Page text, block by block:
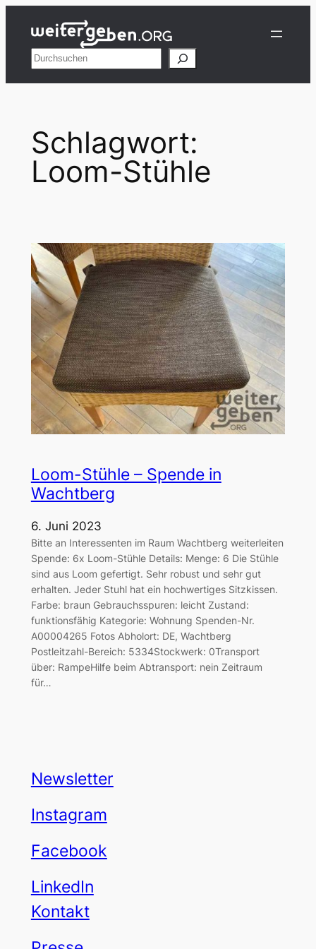
Inhalt
springenSuchen
Schlagwort:
Loom-Stühle
Loom-Stühle – Spende in
Wachtberg
6. Juni 2023
Bitte an Interessenten im Raum Wachtberg weiterleiten
Spende: 6x Loom-Stühle Details: Menge: 6 Die Stühle
sind aus Loom gefertigt. Sehr robust und sehr gut
erhalten. Jeder Stuhl hat ein hochwertiges Sitzkissen.
Farbe: braun Gebrauchsspuren: leicht Zustand:
funktionsfähig Kategorie: Wohnung Spenden-Nr.
A00004265 Fotos Abholort: DE, Wachtberg
Postleitzahl-Bereich: 5334Stockwerk: 0Transport
über: RampeHilfe beim Abtransport: nein Zeitraum
für…
Newsletter
Instagram
Facebook
LinkedIn
Kontakt